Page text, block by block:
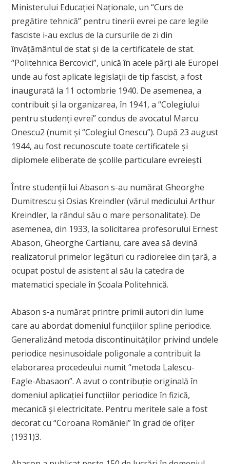
Ministerului Educaţiei Naţionale, un “Curs de
pregătire tehnică” pentru tinerii evrei pe care legile
fasciste i-au exclus de la cursurile de zi din
învăţământul de stat şi de la certificatele de stat.
“Politehnica Bercovici”, unică în acele părţi ale Europei
unde au fost aplicate legislaţii de tip fascist, a fost
inaugurată la 11 octombrie 1940. De asemenea, a
contribuit și la organizarea, în 1941, a “Colegiului
pentru studenți evrei” condus de avocatul Marcu
Onescu2(numit și “Colegiul Onescu”). După 23 august
1944, au fost recunoscute toate certificatele şi
diplomele eliberate de şcolile particulare evreieşti.
Între studenţii lui Abason s-au numărat Gheorghe
Dumitrescu şi Osias Kreindler (vărul medicului Arthur
Kreindler, la rândul său o mare personalitate). De
asemenea, din 1933, la solicitarea profesorului Ernest
Abason, Gheorghe Cartianu, care avea să devină
realizatorul primelor legături cu radiorelee din ţară, a
ocupat postul de asistent al său la catedra de
matematici speciale în Şcoala Politehnică.
Abason s-a numărat printre primii autori din lume
care au abordat domeniul funcţiilor spline periodice.
Generalizând metoda discontinuităţilor privind undele
periodice nesinusoidale poligonale a contribuit la
elaborarea procedeului numit “metoda Lalescu-
Eagle-Abasaon”. A avut o contribuţie originală în
domeniul aplicaţiei funcţiilor periodice în fizică,
mecanică şi electricitate. Pentru meritele sale a fost
decorat cu “Coroana României” în grad de ofiţer
(1931)3.